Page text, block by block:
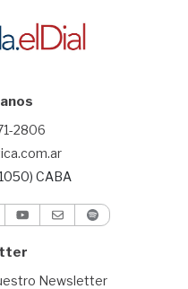
2806
CABA
Newsletter